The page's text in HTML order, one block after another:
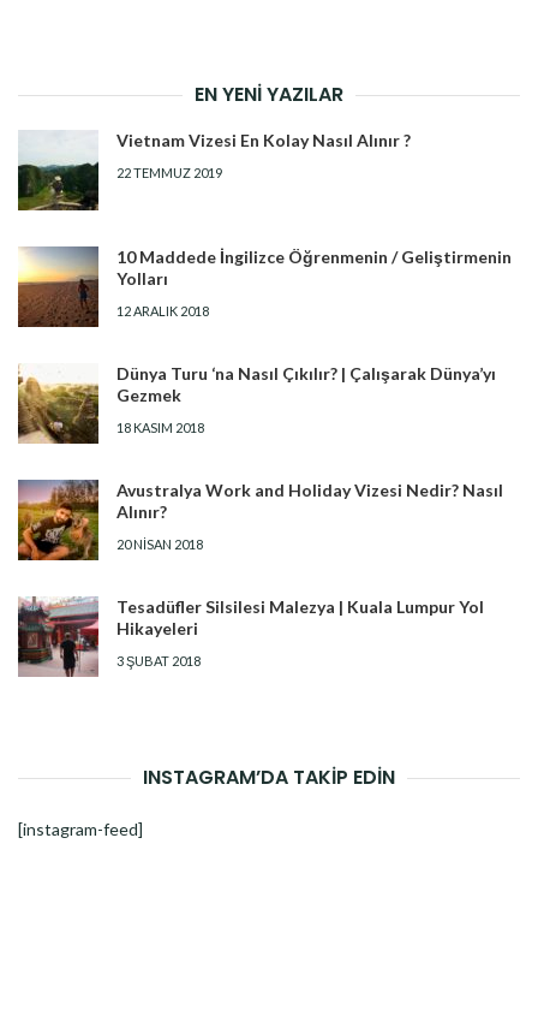
EN YENI YAZILAR
Vietnam Vizesi En Kolay Nasıl Alınır ?
22 TEMMUZ 2019
10 Maddede İngilizce Öğrenmenin / Geliştirmenin
Yolları
12 ARALIK 2018
Dünya Turu ‘na Nasıl Çıkılır? | Çalışarak Dünya’yı
Gezmek
18 KASIM 2018
Avustralya Work and Holiday Vizesi Nedir? Nasıl
Alınır?
20 NISAN 2018
Tesadüfler Silsilesi Malezya | Kuala Lumpur Yol
Hikayeleri
3 ŞUBAT 2018
INSTAGRAM’DA TAKİP EDİN
[instagram-feed]